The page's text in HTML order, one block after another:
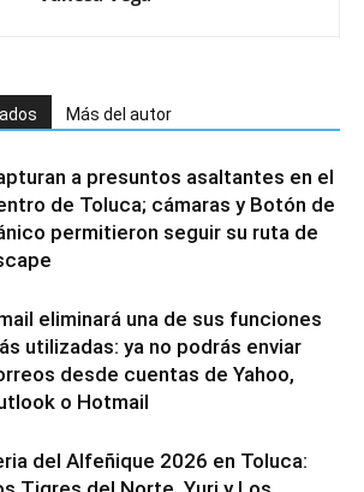
Más del autor
a presuntos asaltantes en el
de Toluca; cámaras y Botón de
permitieron seguir su ruta de
eliminará una de sus funciones
utilizadas: ya no podrás enviar
desde cuentas de Yahoo,
o Hotmail
del Alfeñique 2026 en Toluca: